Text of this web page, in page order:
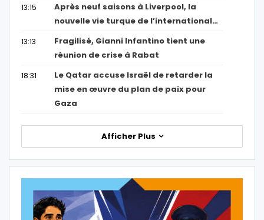
13:15
Après neuf saisons à Liverpool, la
nouvelle vie turque de l’international…
13:13
Fragilisé, Gianni Infantino tient une
réunion de crise à Rabat
18:31
Le Qatar accuse Israël de retarder la
mise en œuvre du plan de paix pour
Gaza
Afficher Plus